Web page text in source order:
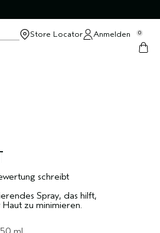
Store Locator Anmelden 0
schreibt
Spray, das hilft,
zu minimieren.